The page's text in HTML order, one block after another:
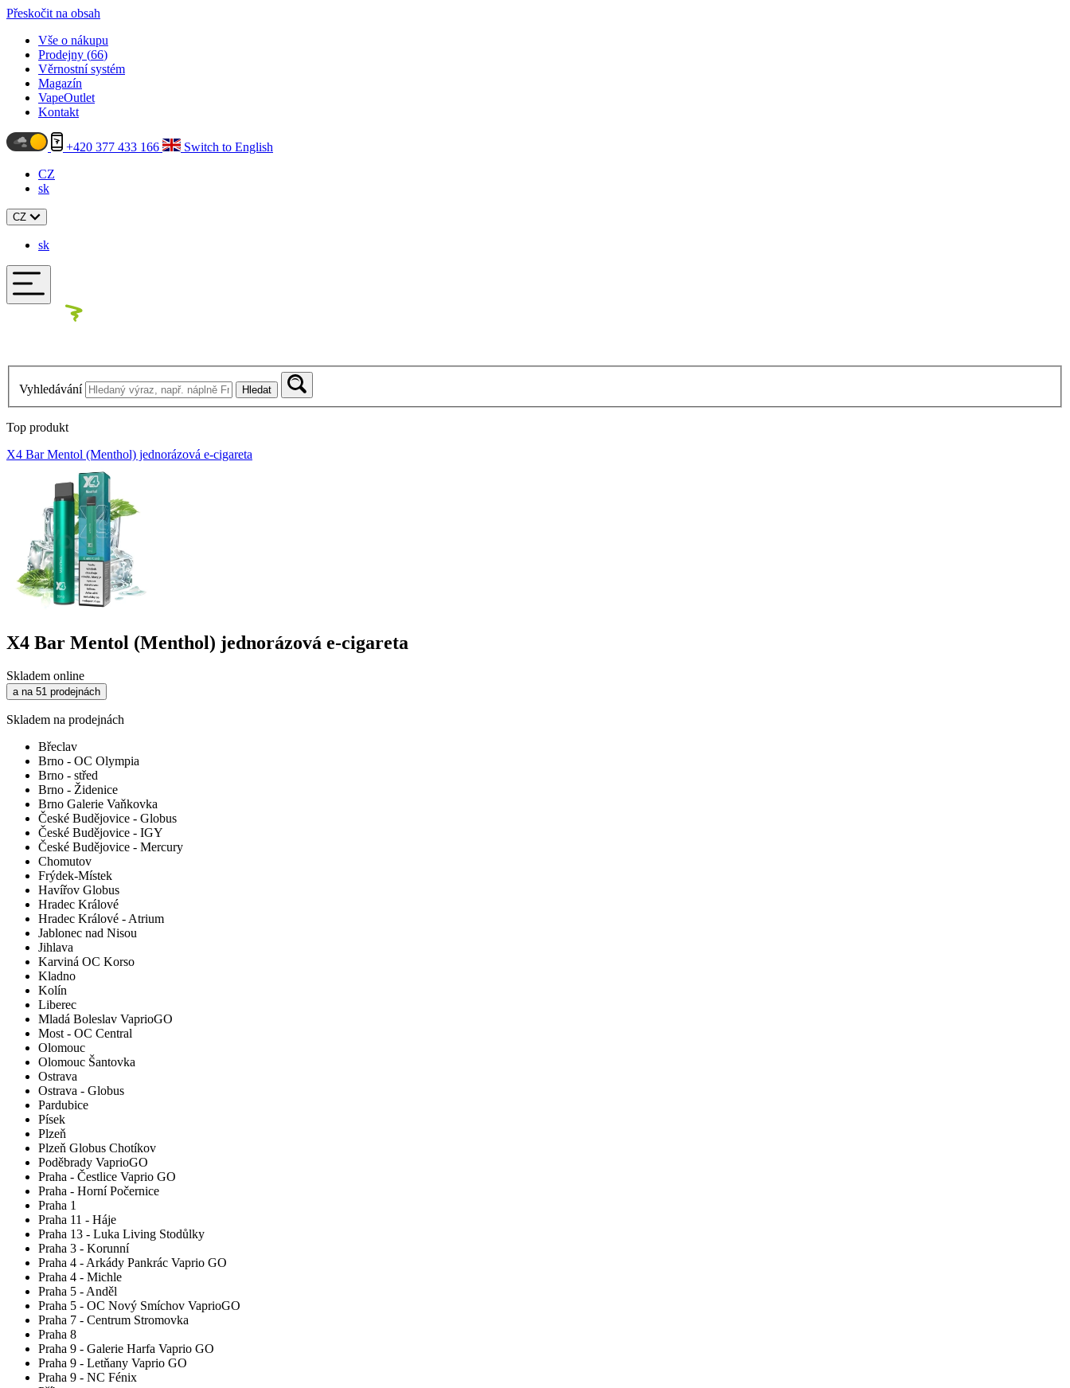
Přeskočit na obsah
Vše o nákupu
Prodejny (66)
Věrnostní systém
Magazín
VapeOutlet
Kontakt
+420 377 433 166
Switch to English
CZ
sk
CZ
sk
Vyhledávání Hledat
Top produkt
X4 Bar Mentol (Menthol) jednorázová e-cigareta
X4 Bar Mentol (Menthol) jednorázová e-cigareta
Skladem online
a na 51 prodejnách
Skladem na prodejnách
Břeclav
Brno - OC Olympia
Brno - střed
Brno - Židenice
Brno Galerie Vaňkovka
České Budějovice - Globus
České Budějovice - IGY
České Budějovice - Mercury
Chomutov
Frýdek-Místek
Havířov Globus
Hradec Králové
Hradec Králové - Atrium
Jablonec nad Nisou
Jihlava
Karviná OC Korso
Kladno
Kolín
Liberec
Mladá Boleslav VaprioGO
Most - OC Central
Olomouc
Olomouc Šantovka
Ostrava
Ostrava - Globus
Pardubice
Písek
Plzeň
Plzeň Globus Chotíkov
Poděbrady VaprioGO
Praha - Čestlice Vaprio GO
Praha - Horní Počernice
Praha 1
Praha 11 - Háje
Praha 13 - Luka Living Stodůlky
Praha 3 - Korunní
Praha 4 - Arkády Pankrác Vaprio GO
Praha 4 - Michle
Praha 5 - Anděl
Praha 5 - OC Nový Smíchov VaprioGO
Praha 7 - Centrum Stromovka
Praha 8
Praha 9 - Galerie Harfa Vaprio GO
Praha 9 - Letňany Vaprio GO
Praha 9 - NC Fénix